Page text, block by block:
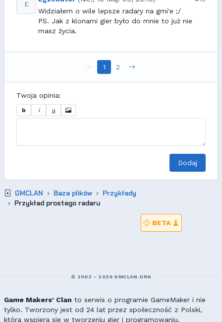
E
Widziałem o wile lepsze radary na gmi'e ;/
PS. Jak z klonami gier było do mnie to już nie
masz życia.
1 2
Twoja opinia:
b i u
Dodaj
GMCLAN Baza plików
Przykłady
Przykład prostego radaru
BETA
© 2002 - 2026 GMCLAN.ORG
Game Makers' Clan to serwis o programie GameMaker i nie
tylko. Tworzony jest od 24 lat przez społeczność z Polski,
która wspiera się w tworzeniu gier i programowaniu.